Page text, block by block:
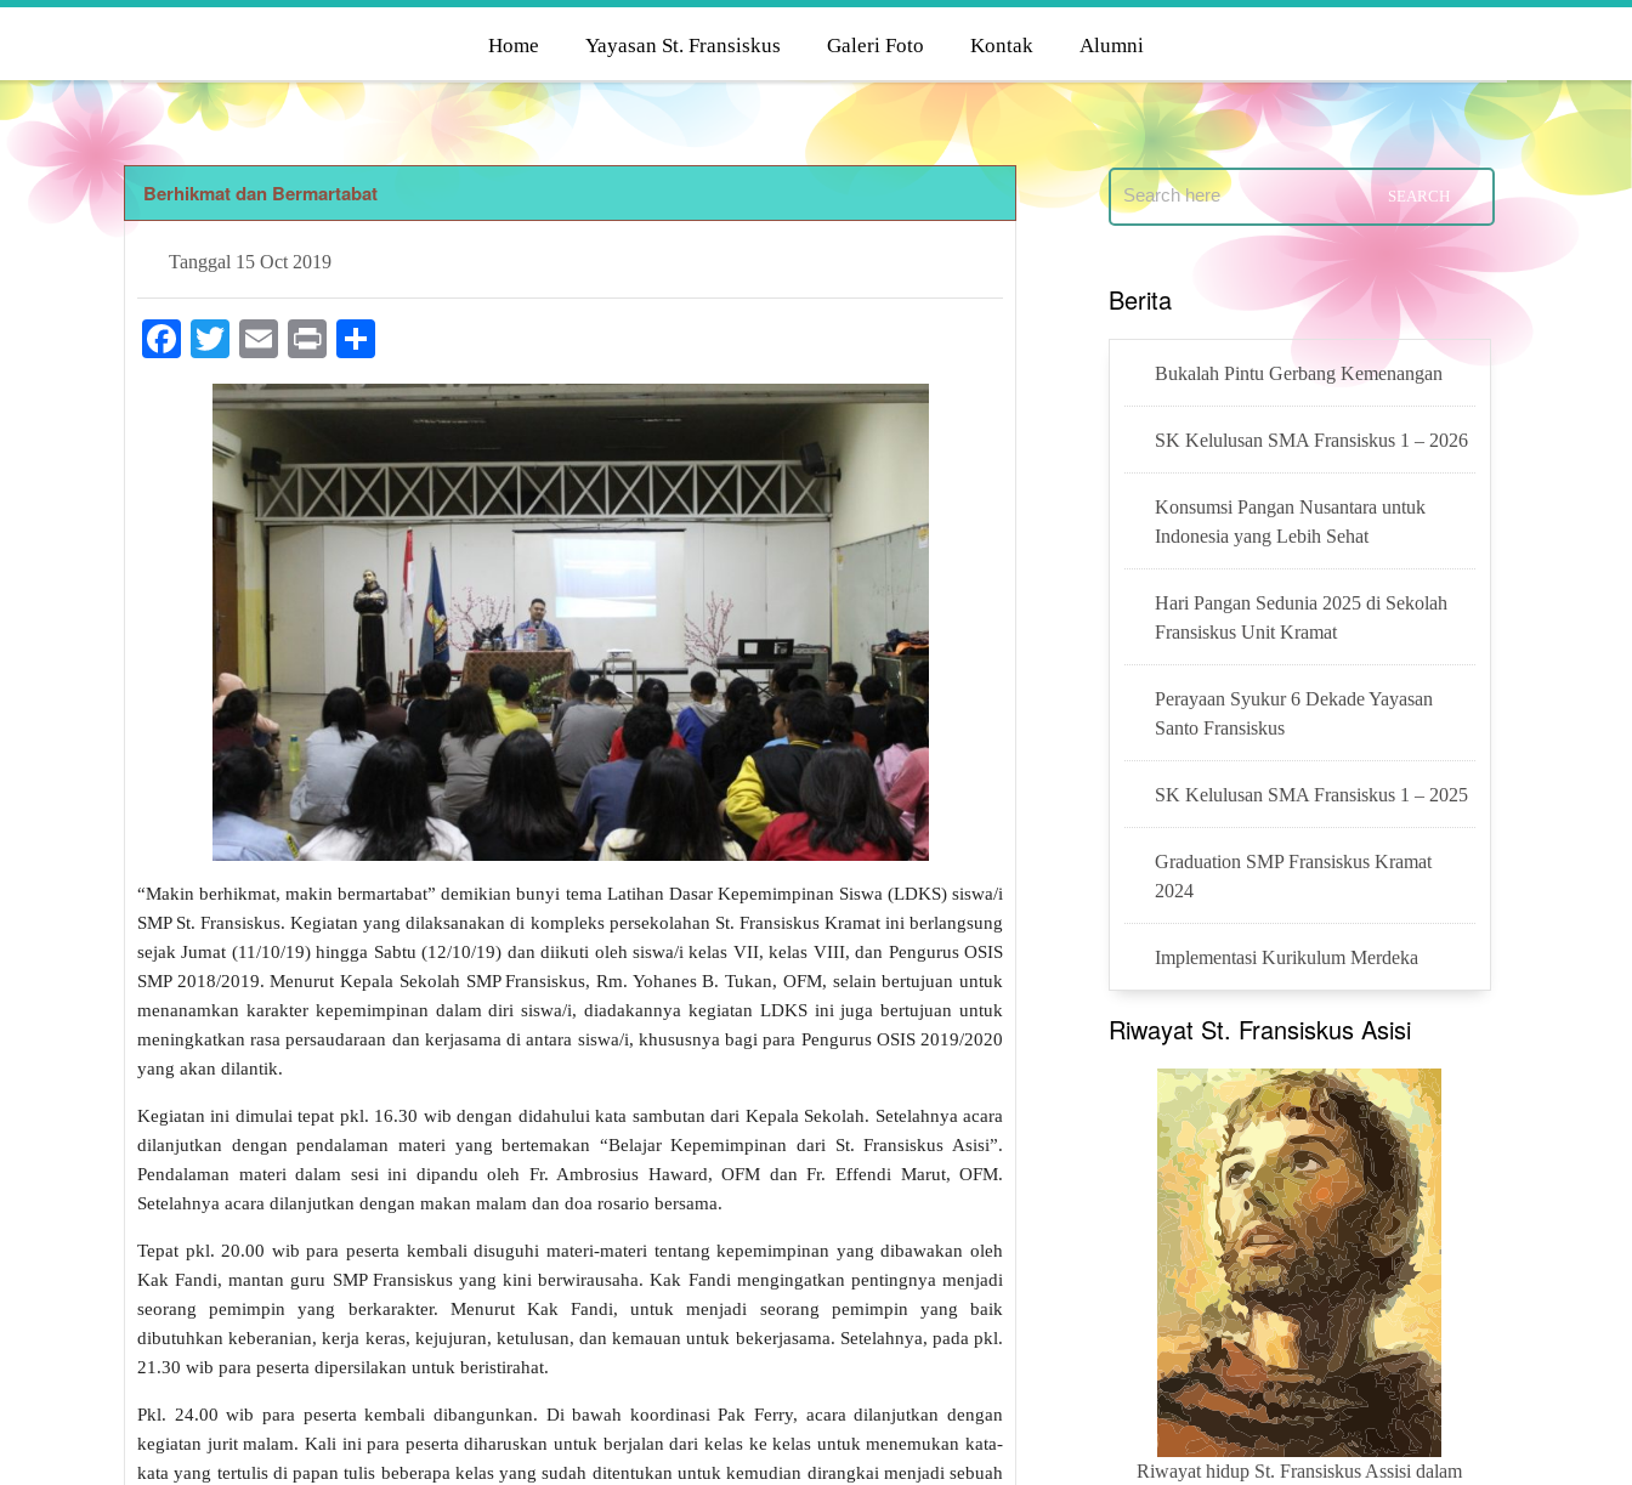
Home Yayasan St. Fransiskus Galeri Foto Kontak Alumni
Berhikmat dan Bermartabat
Tanggal 15 Oct 2019
Facebook
TwitterEmail
Print
“Makin berhikmat, makin bermartabat” demikian bunyi tema Latihan Dasar Kepemimpinan Siswa (LDKS) siswa/i
SMP St. Fransiskus. Kegiatan yang dilaksanakan di kompleks persekolahan St. Fransiskus Kramat ini berlangsung
sejak Jumat (11/10/19) hingga Sabtu (12/10/19) dan diikuti oleh siswa/i kelas VII, kelas VIII, dan Pengurus OSIS
SMP 2018/2019. Menurut Kepala Sekolah SMP Fransiskus, Rm. Yohanes B. Tukan, OFM, selain bertujuan untuk
menanamkan karakter kepemimpinan dalam diri siswa/i, diadakannya kegiatan LDKS ini juga bertujuan untuk
meningkatkan rasa persaudaraan dan kerjasama di antara siswa/i, khususnya bagi para Pengurus OSIS 2019/2020
yang akan dilantik.
Kegiatan ini dimulai tepat pkl. 16.30 wib dengan didahului kata sambutan dari Kepala Sekolah. Setelahnya acara
dilanjutkan dengan pendalaman materi yang bertemakan “Belajar Kepemimpinan dari St. Fransiskus Asisi”.
Pendalaman materi dalam sesi ini dipandu oleh Fr. Ambrosius Haward, OFM dan Fr. Effendi Marut, OFM.
Setelahnya acara dilanjutkan dengan makan malam dan doa rosario bersama.
Tepat pkl. 20.00 wib para peserta kembali disuguhi materi-materi tentang kepemimpinan yang dibawakan oleh
Kak Fandi, mantan guru SMP Fransiskus yang kini berwirausaha. Kak Fandi mengingatkan pentingnya menjadi
seorang pemimpin yang berkarakter. Menurut Kak Fandi, untuk menjadi seorang pemimpin yang baik
dibutuhkan keberanian, kerja keras, kejujuran, ketulusan, dan kemauan untuk bekerjasama. Setelahnya, pada pkl.
21.30 wib para peserta dipersilakan untuk beristirahat.
Pkl. 24.00 wib para peserta kembali dibangunkan. Di bawah koordinasi Pak Ferry, acara dilanjutkan dengan
kegiatan jurit malam. Kali ini para peserta diharuskan untuk berjalan dari kelas ke kelas untuk menemukan kata-
kata yang tertulis di papan tulis beberapa kelas yang sudah ditentukan untuk kemudian dirangkai menjadi sebuah
Berita
Bukalah Pintu Gerbang Kemenangan
SK Kelulusan SMA Fransiskus 1 – 2026
Konsumsi Pangan Nusantara untuk
Indonesia yang Lebih Sehat
Hari Pangan Sedunia 2025 di Sekolah
Fransiskus Unit Kramat
Perayaan Syukur 6 Dekade Yayasan
Santo Fransiskus
SK Kelulusan SMA Fransiskus 1 – 2025
Graduation SMP Fransiskus Kramat
2024
Implementasi Kurikulum Merdeka
Riwayat St. Fransiskus Asisi
Riwayat hidup St. Fransiskus Assisi dalam